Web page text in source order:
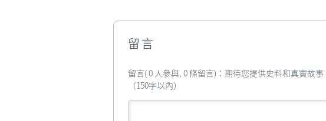
留言
留言( 0 人參與, 0 條留言)：期待您提供史料和真實故
（150字以內）